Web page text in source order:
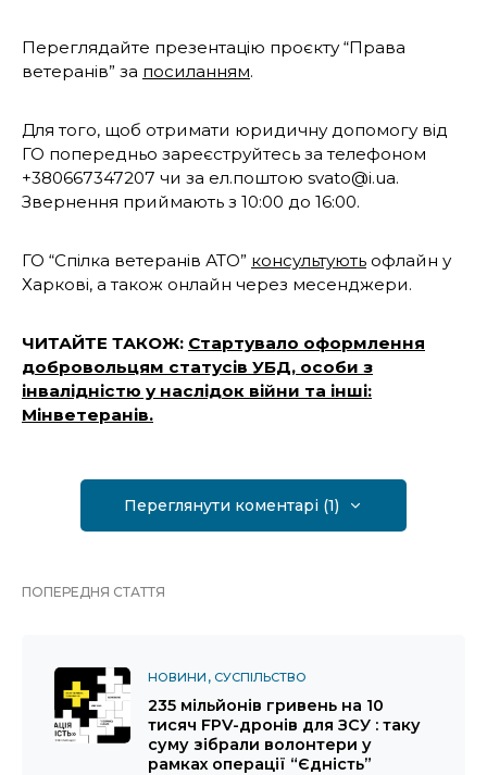
Переглядайте презентацію проєкту “Права
ветеранів” за посиланням.
Для того, щоб отримати юридичну допомогу від
ГО попередньо зареєструйтесь за телефоном
+380667347207 чи за ел.поштою svato@i.ua.
Звернення приймають з 10:00 до 16:00.
ГО “Спілка ветеранів АТО” консультують офлайн у
Харкові, а також онлайн через месенджери.
ЧИТАЙТЕ ТАКОЖ: Стартувало оформлення
добровольцям статусів УБД, особи з
інвалідністю у наслідок війни та інші:
Мінветеранів.
Переглянути коментарі (1)
ПОПЕРЕДНЯ СТАТТЯ
НОВИНИ СУСПІЛЬСТВО
235 мільйонів гривень на 10
тисяч FPV-дронів для ЗСУ : таку
суму зібрали волонтери у
рамках операції “Єдність”